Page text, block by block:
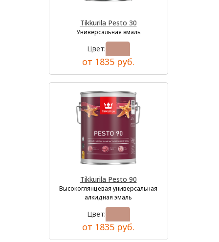
Tikkurila Pesto 30
Универсальная эмаль
Цвет:
от 1835 руб.
Tikkurila Pesto 90
Высокоглянцевая универсальная
алкидная эмаль
Цвет:
от 1835 руб.